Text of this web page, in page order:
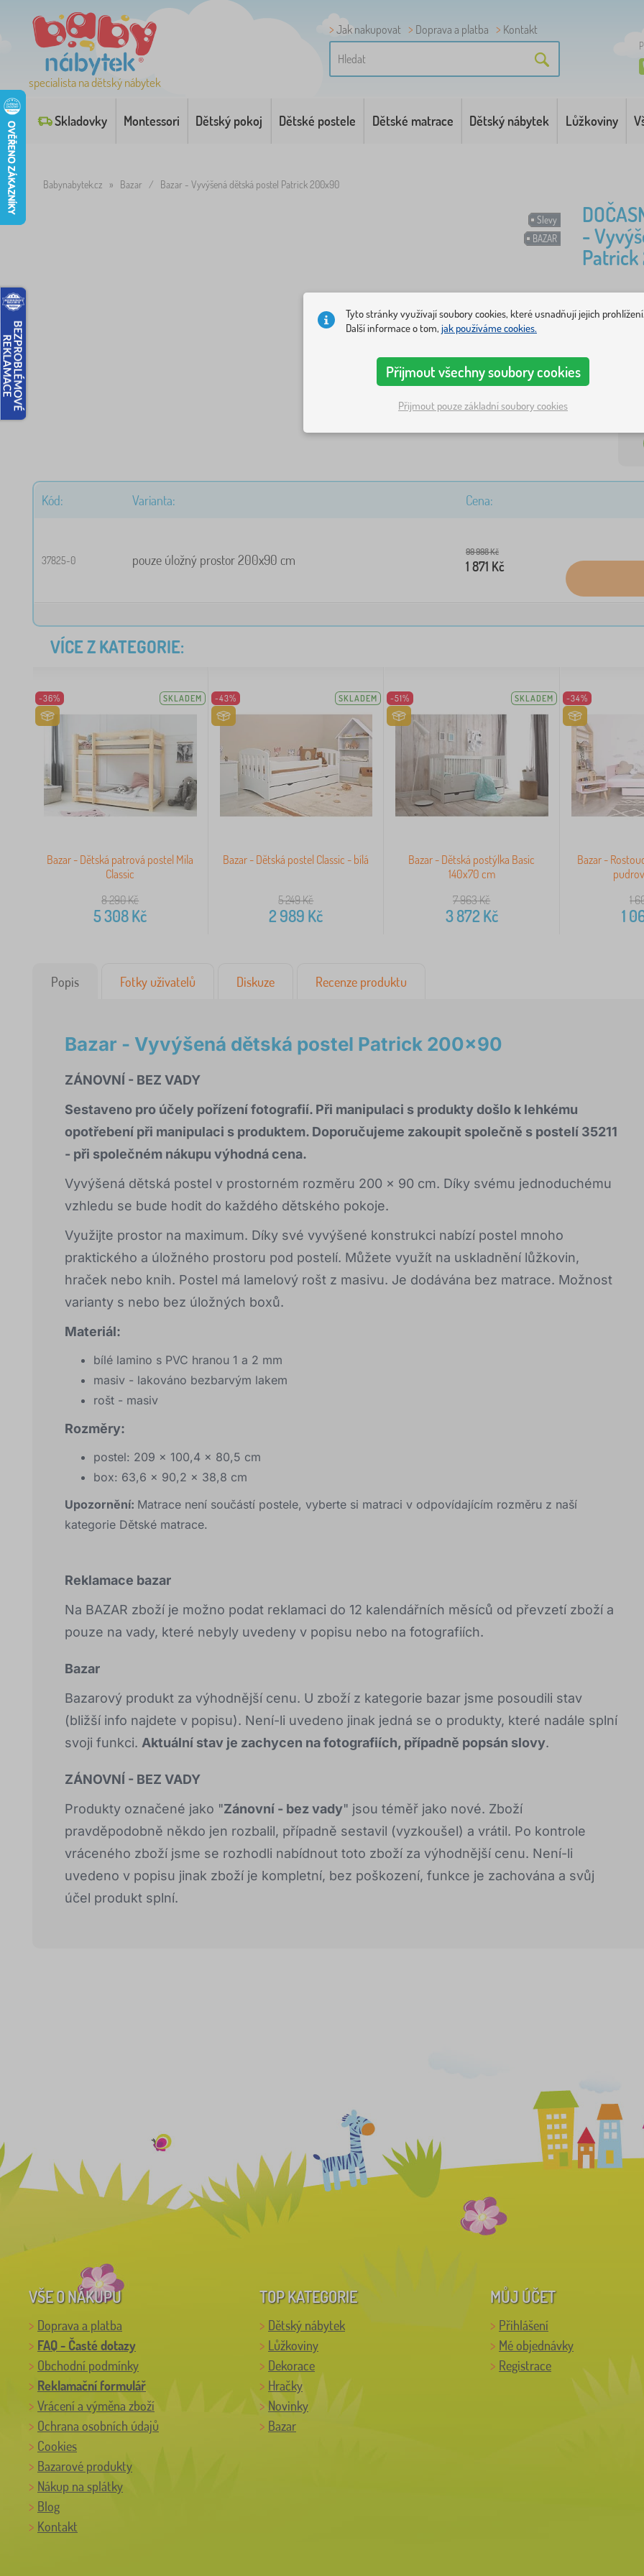
specialista na dětský nábytek
Jak nakupovat Doprava a platba Kontakt
Skladovky Montessori Dětský pokoj Dětské postele Dětské matrace Dětský nábytek Lůžkoviny
Babynabytek.cz » Bazar / Bazar - Vyvýšená dětská postel Patrick 200x90
Slevy
BAZAR
-
Díky
Kód: Varianta: Cena:
37825-0 pouze úložný prostor 200x90 cm
99 998 Kč
1 871 Kč
VÍCE Z KATEGORIE:
-36% SKLADEM
Bazar - Dětská patrová postel Mila
Classic
8 290Kč
5 308Kč
-43% SKLADEM
Bazar - Dětská postel Classic - bílá
5 249Kč
2 989 Kč
-51% SKLADEM
Bazar - Dětská postýlka Basic
140x70 cm
7 963Kč
3 872 Kč
-34%
Bazar -
1
1
Popis Fotky uživatelů Diskuze Recenze produktu
Bazar - Vyvýšená dětská postel Patrick 200x90
ZÁNOVNÍ - BEZ VADY
Sestaveno pro účely pořízení fotografií. Při manipulaci s produkty došlo k lehkému
opotřebení při manipulaci s produktem. Doporučujeme zakoupit společně s postelí 35211
- při společném nákupu výhodná cena.
Vyvýšená dětská postel v prostorném rozměru 200 x 90 cm. Díky svému jednoduchému
vzhledu se bude hodit do každého dětského pokoje.
Využijte prostor na maximum. Díky své vyvýšené konstrukci nabízí postel mnoho
praktického a úložného prostoru pod postelí. Můžete využít na uskladnění lůžkovin,
hraček nebo knih. Postel má lamelový rošt z masivu. Je dodávána bez matrace. Možnost
varianty s nebo bez úložných boxů.
Materiál:
bílé lamino s PVC hranou 1 a 2 mm
masiv - lakováno bezbarvým lakem
rošt - masiv
Rozměry:
postel: 209 x 100,4 x 80,5 cm
box: 63,6 x 90,2 x 38,8 cm
Upozornění: Matrace není součástí postele, vyberte si matraci v odpovídajícím rozměru z naší
kategorie Dětské matrace.
Reklamace bazar
Na BAZAR zboží je možno podat reklamaci do 12 kalendářních měsíců od převzetí zboží a
pouze na vady, které nebyly uvedeny v popisu nebo na fotografiích.
Bazar
Bazarový produkt za výhodnější cenu. U zboží z kategorie bazar jsme posoudili stav
(bližší info najdete v popisu). Není-li uvedeno jinak jedná se o produkty, které nadále splní
svoji funkci. Aktuální stav je zachycen na fotografiích, případně popsán slovy.
ZÁNOVNÍ - BEZ VADY
Produkty označené jako "Zánovní - bez vady" jsou téměř jako nové. Zboží
pravděpodobně někdo jen rozbalil, případně sestavil (vyzkoušel) a vrátil. Po kontrole
vráceného zboží jsme se rozhodli nabídnout toto zboží za výhodnější cenu. Není-li
uvedeno v popisu jinak zboží je kompletní, bez poškození, funkce je zachována a svůj
účel produkt splní.
VŠE O NÁKUPU
Doprava a platba
FAQ - Časté dotazy
Obchodní podmínky
Reklamační formulář
Vrácení a výměna zboží
Ochrana osobních údajů
Cookies
Bazarové produkty
Nákup na splátky
Blog
Kontakt
TOP KATEGORIE
Dětský nábytek
Lůžkoviny
Dekorace
Hračky
Novinky
Bazar
MŮJ ÚČET
Přihlášení
Mé objednávky
Registrace
Tyto stránky využívají soubory cookies, které usnadňují jejich prohlížení.
Další informace o tom, jak používáme cookies.
Přijmout všechny soubory cookies
Přijmout pouze základní soubory cookies